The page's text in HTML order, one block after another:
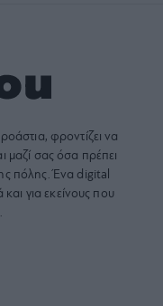
, φροντίζει να
μαζί σας όσα πρέπει
πόλης. Ένα digital
για εκείνους που